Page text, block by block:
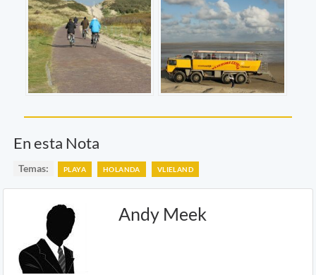
En esta Nota
Temas: PLAYA HOLANDA VLIELAND
Andy Meek